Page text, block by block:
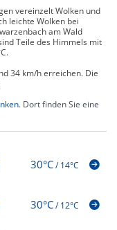
vereinzelt Wolken und
leichte Wolken bei
am Wald
Teile des Himmels mit
34 km/h erreichen. Die
. Dort finden Sie eine
30°C/14°C
30°C/12°C